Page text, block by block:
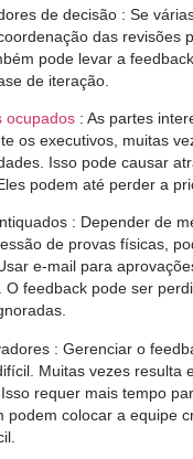
de decisão : Se
das revisões
pode levar a
de iteração.
ocupados : As partes
os executivos, muitas
Isso pode causar
podem até perder a
: Depender de
de provas físicas,
e-mail para
O feedback pode ser
: Gerenciar o
Muitas vezes resulta
requer mais tempo
podem colocar a equipe